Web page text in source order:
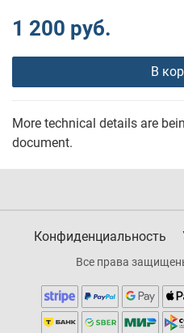
1 200 руб.
В
More technical details are
document.
Конфиденциальность
Все права